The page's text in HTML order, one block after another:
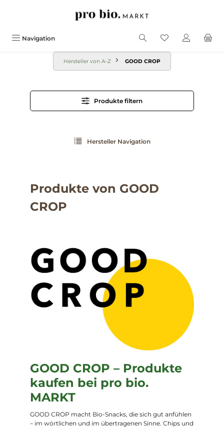
Navigation
Hersteller von A-Z GOOD CROP
Produkte filtern
Hersteller Navigation
Produkte von GOOD
CROP
GOOD CROP – Produkte
kaufen bei pro bio.
MARKT
GOOD CROP macht Bio-Snacks, die sich gut anfühlen
– im wörtlichen und im übertragenen Sinne. Chips und